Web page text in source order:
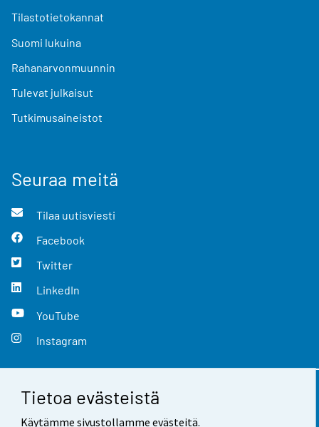
Tietoa evästeistä
Käytämme sivustollamme evästeitä.
Tilastotietokannat
Suomi lukuina
Rahanarvonmuunnin
Tulevat julkaisut
Tutkimusaineistot
Seuraa meitä
Tilaa uutisviesti
Facebook
Twitter
LinkedIn
YouTube
Instagram
Yhteystiedot